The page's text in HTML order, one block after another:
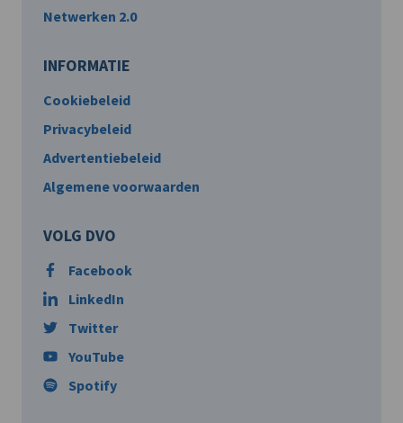
Netwerken 2.0
INFORMATIE
Cookiebeleid
Privacybeleid
Advertentiebeleid
Algemene voorwaarden
VOLG DVO
Facebook
LinkedIn
Twitter
YouTube
Spotify